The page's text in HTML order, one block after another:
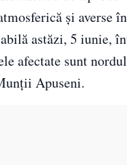
și averse
astăzi, 5 iunie,
afectate sunt
Apuseni.